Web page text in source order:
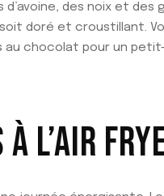
des noix et des
soit doré et croustillant.
au chocolat pour un
L’AIR